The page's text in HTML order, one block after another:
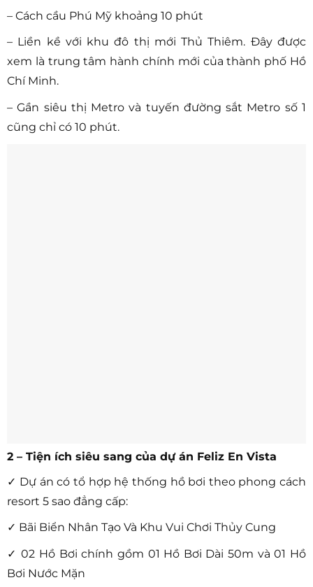
– Cách cầu Phú Mỹ khoảng 10 phút
– Liền kề với khu đô thị mới Thủ Thiêm. Đây được
xem là trung tâm hành chính mới của thành phố Hồ
Chí Minh.
– Gần siêu thị Metro và tuyến đường sắt Metro số 1
cũng chỉ có 10 phút.
2 – Tiện ích siêu sang của dự án Feliz En Vista
✓ Dự án có tổ hợp hệ thống hồ bơi theo phong cách
resort 5 sao đẳng cấp:
✓ Bãi Biển Nhân Tạo Và Khu Vui Chơi Thủy Cung
✓ 02 Hồ Bơi chính gồm 01 Hồ Bơi Dài 50m và 01 Hồ
Bơi Nước Mặn